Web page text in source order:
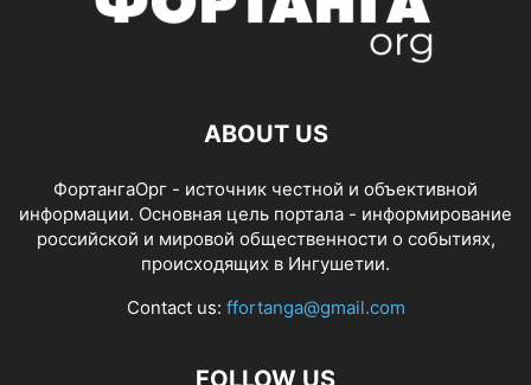
ABOUT US
ФортангаОрг - источник честной и объективной
информации. Основная цель портала - информирование
российской и мировой общественности о событиях,
происходящих в Ингушетии.
Contact us: ffortanga@gmail.com
FOLLOW US